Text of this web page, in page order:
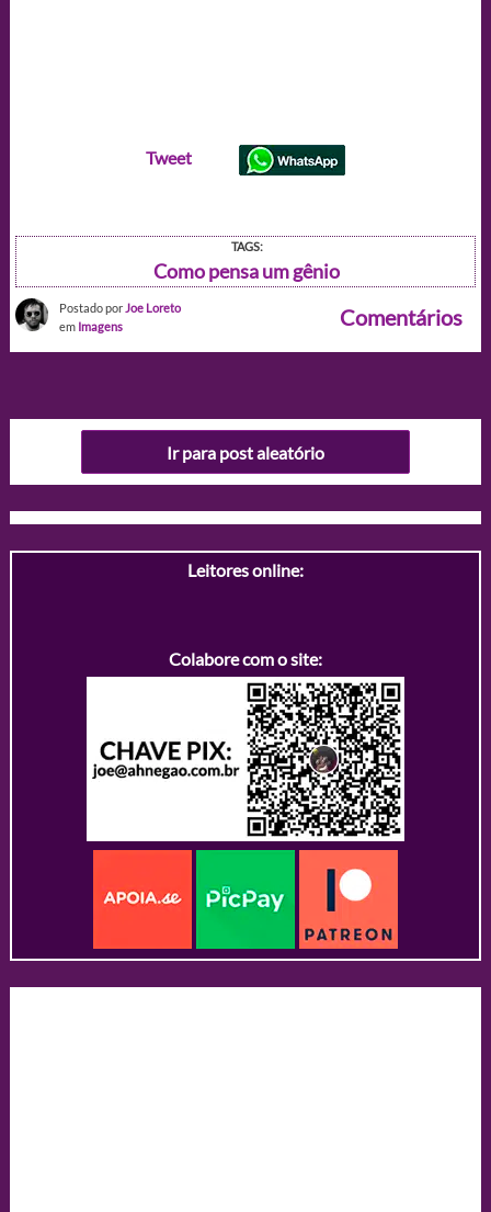
Tweet
TAGS:
Como pensa um gênio
Postado por Joe Loreto
em Imagens Comentários
Ir para post aleatório
Leitores online:
Colabore com o site: